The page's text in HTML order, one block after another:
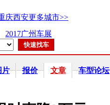
庆西安更多城市>>
2017广州车展
片 报价 文章 车型论坛